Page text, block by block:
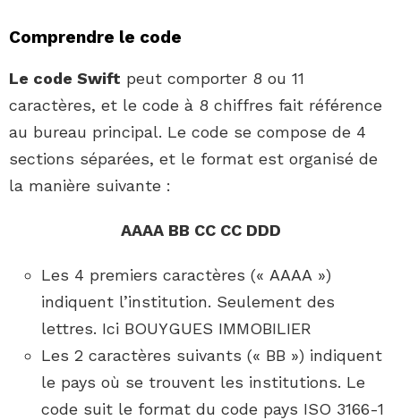
Comprendre le code
Le code Swift peut comporter 8 ou 11
caractères, et le code à 8 chiffres fait référence
au bureau principal. Le code se compose de 4
sections séparées, et le format est organisé de
la manière suivante :
AAAA BB CC CC DDD
Les 4 premiers caractères (« AAAA »)
indiquent l’institution. Seulement des
lettres. Ici BOUYGUES IMMOBILIER
Les 2 caractères suivants (« BB ») indiquent
le pays où se trouvent les institutions. Le
code suit le format du code pays ISO 3166-1